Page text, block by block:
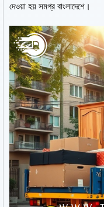
দেওয়া হয় সমগ্র বাংলাদেশে।